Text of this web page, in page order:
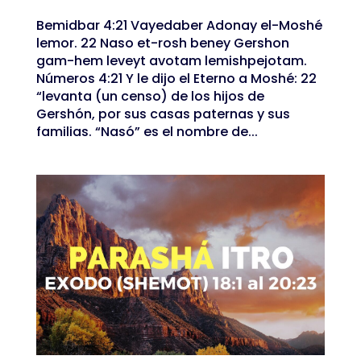
Bemidbar 4:21 Vayedaber Adonay el-Moshé
lemor. 22 Naso et-rosh beney Gershon
gam-hem leveyt avotam lemishpejotam.
Números 4:21 Y le dijo el Eterno a Moshé: 22
“levanta (un censo) de los hijos de
Gershón, por sus casas paternas y sus
familias. “Nasó” es el nombre de...